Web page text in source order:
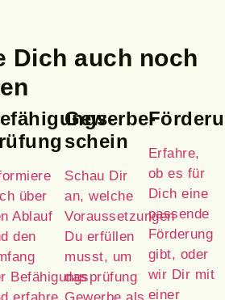
Dich auch noch
über
Ablauf
den
Befähigungsprüfung
Gewerbe­
schein
Schau Dir
an, welche
Voraussetzungen
Du erfüllen
musst, um
das
Erfahre,
ob es für
Dich eine
passende
Förderung
gibt, oder
wir Dir mit
einer